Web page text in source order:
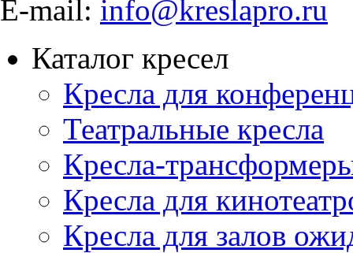
E-mail: info@kreslapro.ru
Каталог кресел
Кресла для
Театральные кресла
Кресла-
Кресла для
Кресла для залов